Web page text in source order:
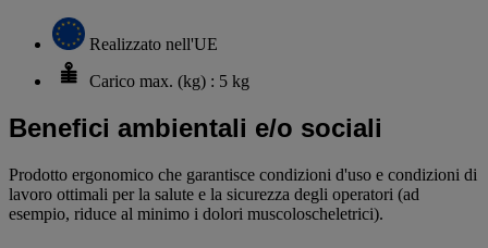
Realizzato nell'UE
Carico max. (kg) : 5 kg
Benefici ambientali e/o sociali
Prodotto ergonomico che garantisce condizioni d'uso e condizioni di
lavoro ottimali per la salute e la sicurezza degli operatori (ad
esempio, riduce al minimo i dolori muscoloscheletrici).